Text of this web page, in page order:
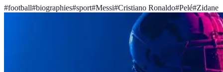
#football#biographies#sport#Messi#Cristiano Ronaldo#Pelé#Zidane